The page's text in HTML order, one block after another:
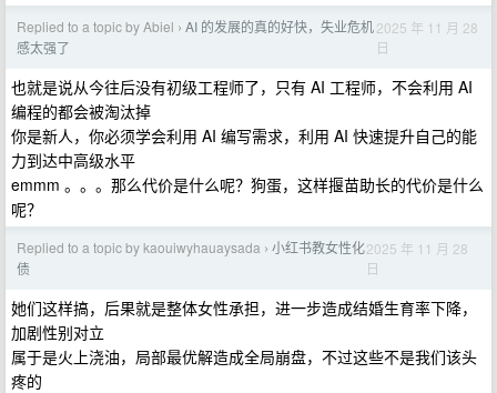
Replied to a topic by Abiel › AI 的发展的真的好快，失业危机
感太强了
2025 年 11 月 28
日
也就是说从今往后没有初级工程师了，只有 AI 工程师，不会利用 AI
编程的都会被淘汰掉
你是新人，你必须学会利用 AI 编写需求，利用 AI 快速提升自己的能
力到达中高级水平
emmm 。。。那么代价是什么呢？狗蛋，这样揠苗助长的代价是什么
呢？
Replied to a topic by kaouiwyhauaysada › 小红书教女性化
债
2025 年 11 月 28
日
她们这样搞，后果就是整体女性承担，进一步造成结婚生育率下降，
加剧性别对立
属于是火上浇油，局部最优解造成全局崩盘，不过这些不是我们该头
疼的